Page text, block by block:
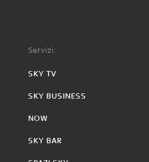
Servizi:
SKY TV
SKY BUSINESS
NOW
SKY BAR